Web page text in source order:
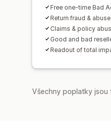
Free one-time Bad
Return fraud & abuse
Claims & policy
Good and bad
Readout of total
Všechny poplatky jsou